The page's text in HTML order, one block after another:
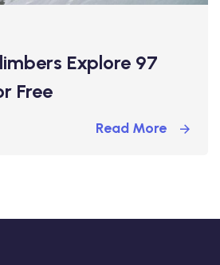
Explore 97
Free
Read More